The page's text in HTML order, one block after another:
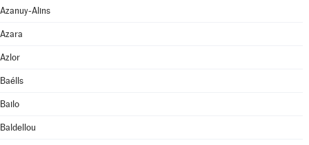
Azanuy-Alins
Azara
Azlor
Baélls
Bailo
Baldellou